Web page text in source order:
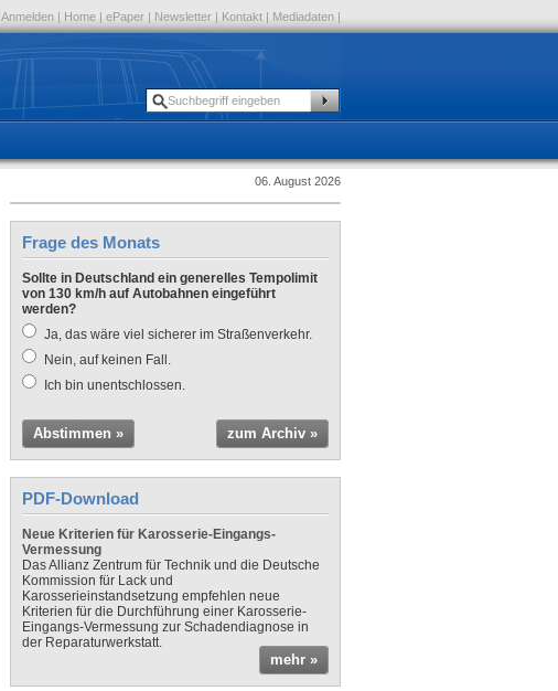
Anmelden | Home | ePaper | Newsletter | Kontakt | Mediadaten |
06. August 2026
Frage des Monats
Sollte in Deutschland ein generelles Tempolimit
von 130 km/h auf Autobahnen eingeführt
werden?
Ja, das wäre viel sicherer im Straßenverkehr.
Nein, auf keinen Fall.
Ich bin unentschlossen.
Abstimmen » zum Archiv »
PDF-Download
Neue Kriterien für Karosserie-Eingangs-
Vermessung
Das Allianz Zentrum für Technik und die Deutsche
Kommission für Lack und
Karosserieinstandsetzung empfehlen neue
Kriterien für die Durchführung einer Karosserie-
Eingangs-Vermessung zur Schadendiagnose in
der Reparaturwerkstatt.
mehr »